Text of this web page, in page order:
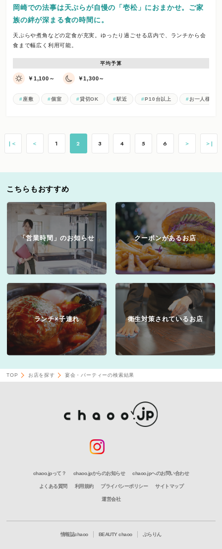
岡崎での法事は天ぷらが自慢の「壱松」におまかせ。ご家
族の絆が深まる食の時間に。
天ぷらや煮角などの定食が充実。ゆったり過ごせる店内で、ランチから会
食まで幅広く利用可能。
平均予算
￥1,100～ ￥1,300～
座敷 個室 貸切OK 駅近 P10台以上 お一人様歓迎
|＜ ＜ 1 2 3 4 5 6 ＞ ＞|
こちらもおすすめ
「営業時間」のお知らせ クーポンがあるお店
ランチ×子連れ 衛生対策されているお店
TOP お店を探す 宴会・パーティーの検索結果
chaoo.jpって？ chaoo.jpからのお知らせ chaoo.jpへのお問い合わせ
よくある質問 利用規約 プライバシーポリシー サイトマップ
運営会社
情報誌chaoo BEAUTY chaoo ぶらりん